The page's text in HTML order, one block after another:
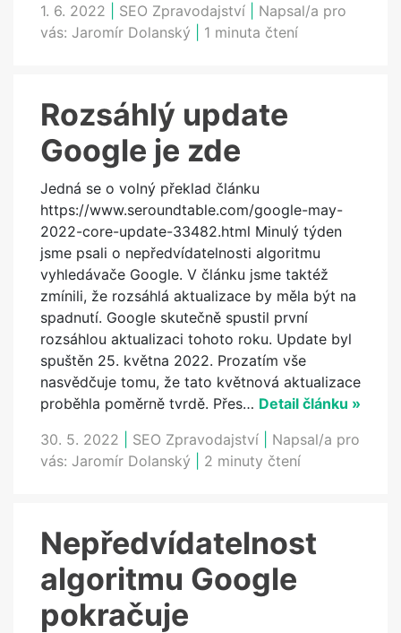
1. 6. 2022
SEO Zpravodajství
Napsal/a pro
vás: Jaromír Dolanský 1 minuta čtení
Rozsáhlý update
Google je zde
Jedná se o volný překlad článku
https://www.seroundtable.com/google-may-
2022-core-update-33482.html Minulý týden
jsme psali o nepředvídatelnosti algoritmu
vyhledávače Google. V článku jsme taktéž
zmínili, že rozsáhlá aktualizace by měla být na
spadnutí. Google skutečně spustil první
rozsáhlou aktualizaci tohoto roku. Update byl
spuštěn 25. května 2022. Prozatím vše
nasvědčuje tomu, že tato květnová aktualizace
proběhla poměrně tvrdě. Přes… Detail článku »
30. 5. 2022
SEO Zpravodajství
Napsal/a pro
vás: Jaromír Dolanský 2 minuty čtení
Nepředvídatelnost
algoritmu Google
pokračuje